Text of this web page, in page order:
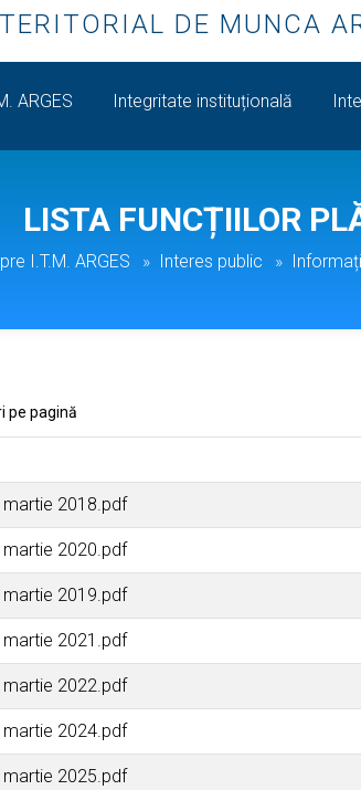
DE MUNCA
ARGES Integritate instituțională
LISTA FUNCȚIILOR
I.T.M. ARGES Interes public
pe pagină
martie 2018.pdf
martie 2020.pdf
martie 2019.pdf
martie 2021.pdf
martie 2022.pdf
martie 2024.pdf
martie 2025.pdf